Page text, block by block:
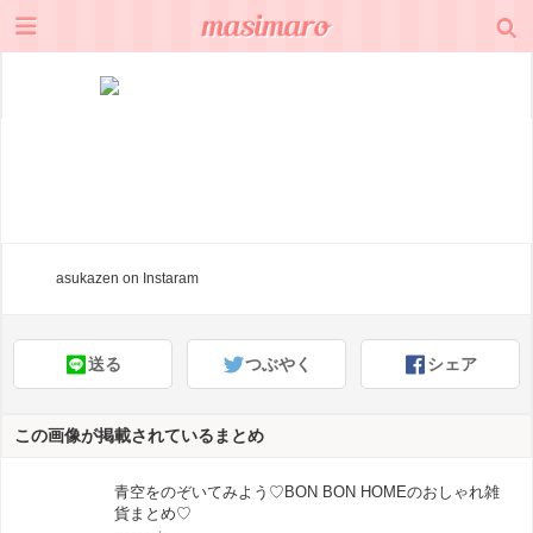
asukazen on Instaram
送る つぶやく シェア
この画像が掲載されているまとめ
青空をのぞいてみよう♡BON BON HOMEのおしゃれ雑
貨まとめ♡